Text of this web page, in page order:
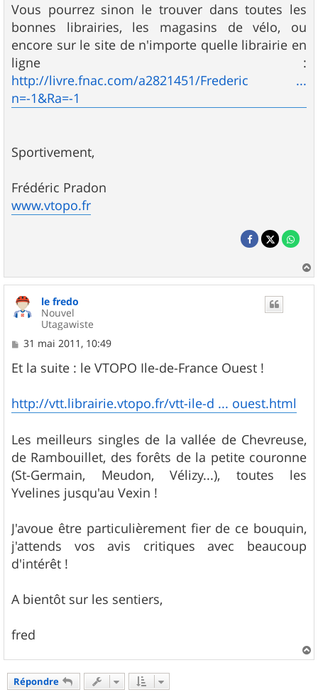
Vous pourrez sinon le trouver dans toutes les
bonnes librairies, les magasins de vélo, ou
encore sur le site de n'importe quelle librairie en
ligne :
http://livre.fnac.com/a2821451/Frederic ...
n=-1&Ra=-1
Sportivement,
Frédéric Pradon
www.vtopo.fr
a
le fredo
Nouvel
Utagawiste
M
s
s
g
e
31 mai 2011, 10:49
Et la suite : le VTOPO Ile-de-France Ouest !
http://vtt.librairie.vtopo.fr/vtt-ile-d ... ouest.html
Les meilleurs singles de la vallée de Chevreuse,
de Rambouillet, des forêts de la petite couronne
(St-Germain, Meudon, Vélizy...), toutes les
Yvelines jusqu'au Vexin !
J'avoue être particulièrement fier de ce bouquin,
j'attends vos avis critiques avec beaucoup
d'intérêt !
A bientôt sur les sentiers,
fred
a
Répondre